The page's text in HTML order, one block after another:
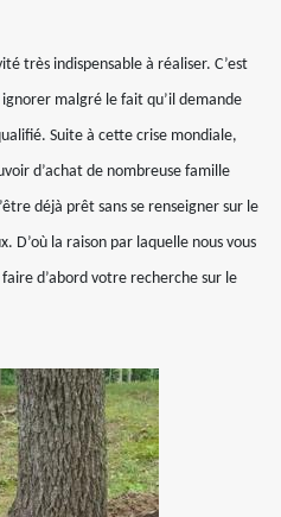
très indispensable à réaliser. C’est
malgré le fait qu’il demande
Suite à cette crise mondiale,
d’achat de nombreuse famille
déjà prêt sans se renseigner sur le
D’où la raison par laquelle nous vous
d’abord votre recherche sur le